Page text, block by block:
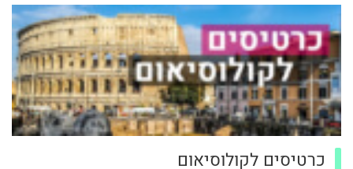
כרטיסים לקולוסיאום